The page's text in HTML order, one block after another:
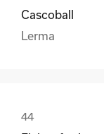
Cascoball
Lerma